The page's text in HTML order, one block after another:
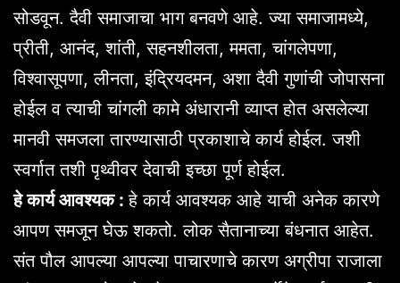
सोडवून. दैवी समाजाचा भाग बनवणे आहे. ज्या समाजामध्ये,
प्रीती, आनंद, शांती, सहनशीलता, ममता, चांगलेपणा,
विश्वासूपणा, लीनता, इंद्रियदमन, अशा दैवी गुणांची जोपासना
होईल व त्याची चांगली कामे अंधारानी व्याप्त होत असलेल्या
मानवी समजला तारण्यासाठी प्रकाशाचे कार्य होईल. जशी
स्वर्गात तशी पृथ्वीवर देवाची इच्छा पूर्ण होईल.
हे कार्य आवश्यक :हे कार्य आवश्यक आहे याची अनेक कारणे
आपण समजून घेऊ शकतो. लोक सैतानाच्या बंधनात आहेत.
संत पौल आपल्या आपल्या पाचारणाचे कारण अग्रीपा राजाला